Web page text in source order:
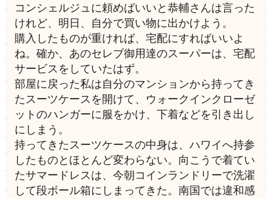
コンシェルジュに頼めばいいと恭輔さんは言った
けれど、明日、自分で買い物に出かけよう。
購入したものが重ければ、宅配にすればいいよ
ね。確か、あのセレブ御用達のスーパーは、宅配
サービスをしていたはず。
部屋に戻った私は自分のマンションから持ってき
たスーツケースを開けて、ウォークインクローゼ
ットのハンガーに服をかけ、下着などを引き出し
にしまう。
持ってきたスーツケースの中身は、ハワイへ持参
したものとほとんど変わらない。向こうで着てい
たサマードレスは、今朝コインランドリーで洗濯
して段ボール箱にしまってきた。南国では違和感